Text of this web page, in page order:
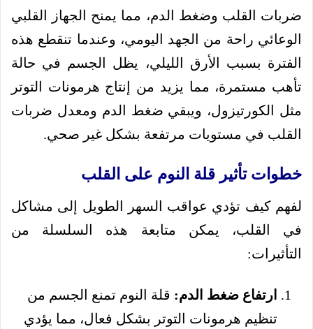
ضربات القلب وضغط الدم، مما يمنح الجهاز القلبي
الوعائي راحة من الجهد اليومي، وعندما تنقطع هذه
الفترة بسبب الأرق الليلي، يظل الجسم في حالة
تأهب مستمرة، مما يزيد من إنتاج هرمونات التوتر
مثل الكورتيزول، ويبقي ضغط الدم ومعدل ضربات
القلب في مستويات مرتفعة بشكل غير صحي.
خطوات تأثير قلة النوم على القلب
لفهم كيف تؤدي عواقب السهر الطويل إلى مشاكل
في القلب، يمكن متابعة هذه السلسلة من
التأثيرات:
ارتفاع ضغط الدم: قلة النوم تمنع الجسم من
تنظيم هرمونات التوتر بشكل فعال، مما يؤدي